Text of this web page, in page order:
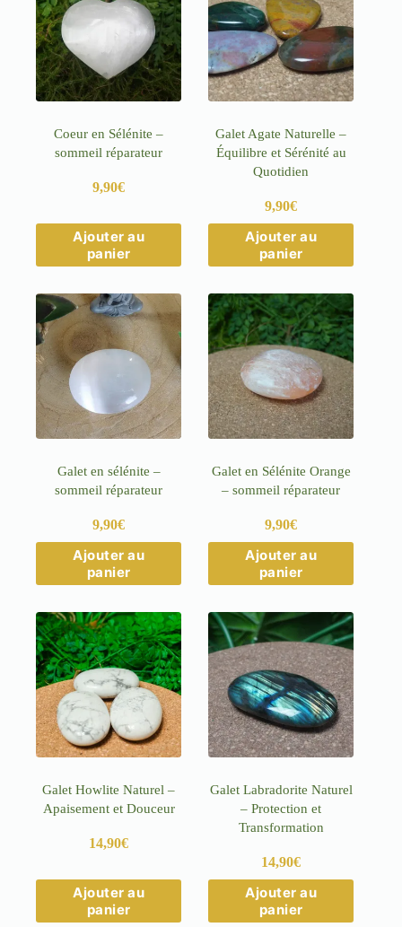
Coeur en Sélénite –
sommeil réparateur
9,90€
Ajouter au
panier
Galet Agate Naturelle –
Équilibre et Sérénité au
Quotidien
9,90€
Ajouter au
panier
Galet en sélénite –
sommeil réparateur
9,90€
Ajouter au
panier
Galet en Sélénite Orange
– sommeil réparateur
9,90€
Ajouter au
panier
Galet Howlite Naturel –
Apaisement et Douceur
14,90€
Ajouter au
panier
Galet Labradorite Naturel
– Protection et
Transformation
14,90€
Ajouter au
panier